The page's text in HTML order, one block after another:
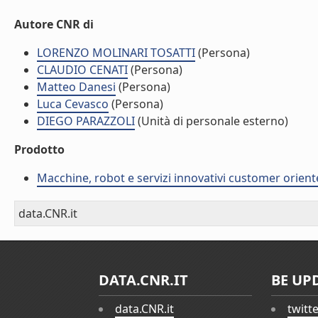
Autore CNR di
LORENZO MOLINARI TOSATTI(Persona)
CLAUDIO CENATI(Persona)
Matteo Danesi (Persona)
Luca Cevasco (Persona)
DIEGO PARAZZOLI(Unità di personale esterno)
Prodotto
Macchine, robot e servizi innovativi customer
data.CNR.it
DATA.CNR.IT
data.CNR.it
BE